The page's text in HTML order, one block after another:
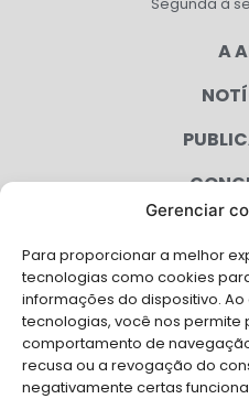
Gerenciar
Para proporcionar a melhor
tecnologias como cookies
informações do dispositivo.
tecnologias, você nos
comportamento de
recusa ou a revogação do
negativamente certas
A